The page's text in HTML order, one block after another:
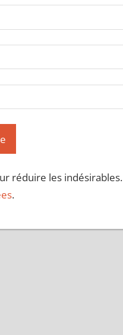
réduire les indésirables.
.